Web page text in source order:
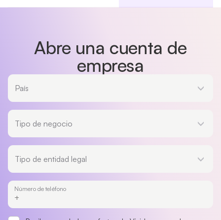
Abre una cuenta de
empresa
País
Tipo de negocio
Tipo de entidad legal
Número de teléfono